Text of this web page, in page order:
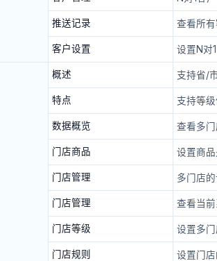
推送记录 查看所
客户设置 设置N对
概述 支持省/
特点 支持等
数据概览 查看多
门店商品 设置商
门店管理 多门店
门店管理 查看当
门店等级 设置多
门店规则 设置门